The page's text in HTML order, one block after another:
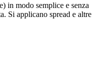
in modo semplice e senza
Si applicano spread e altre